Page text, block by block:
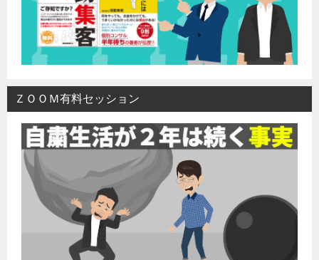
ＺＯＯＭ有料セッション